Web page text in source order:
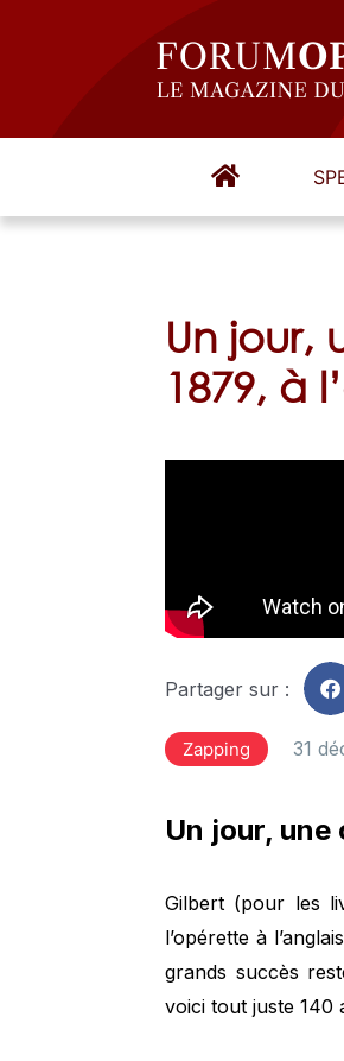
Un jour,
1879, à
Partager sur :
Zapping 31
Un jour, une
Gilbert (pour les
l’opérette à
grands succès
voici tout juste 140